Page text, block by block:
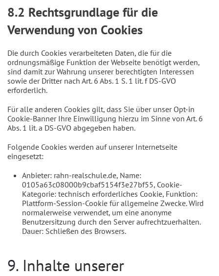
8.2 Rechtsgrundlage für die
Verwendung von Cookies
Die durch Cookies verarbeiteten Daten, die für die
ordnungsmäßige Funktion der Webseite benötigt werden,
sind damit zur Wahrung unserer berechtigten Interessen
sowie der Dritter nach Art. 6 Abs. 1 S. 1 lit. f DS-GVO
erforderlich.
Für alle anderen Cookies gilt, dass Sie über unser Opt-in
Cookie-Banner Ihre Einwilligung hierzu im Sinne von Art. 6
Abs. 1 lit. a DS-GVO abgegeben haben.
Folgende Cookies werden auf unserer Internetseite
eingesetzt:
Anbieter: rahn-realschule.de, Name:
0105a63c08000b9cbaf5154f3e27bf55, Cookie-
Kategorie: technisch erforderliches Cookie, Funktion:
Plattform-Session-Cookie für allgemeine Zwecke. Wird
normalerweise verwendet, um eine anonyme
Benutzersitzung durch den Server aufrechtzuerhalten.
Dauer: Schließen des Browsers.
9. Inhalte unserer